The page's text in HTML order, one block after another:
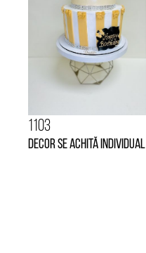
1103
Decor se achită individual